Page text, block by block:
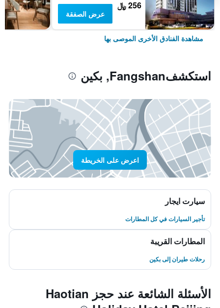
256 ﷼
عرض الصفقة
مشاهدة الفنادق الأخرى الموصى بها
استكشفFangshan, بكين
اعرض على الخريطة
سيارت ايجار
تأجير السيارات في كل المطارات
المطارات القريبة
رحلات طيران إلى بكين
الأسئلة الشائعة عند حجز Haotian